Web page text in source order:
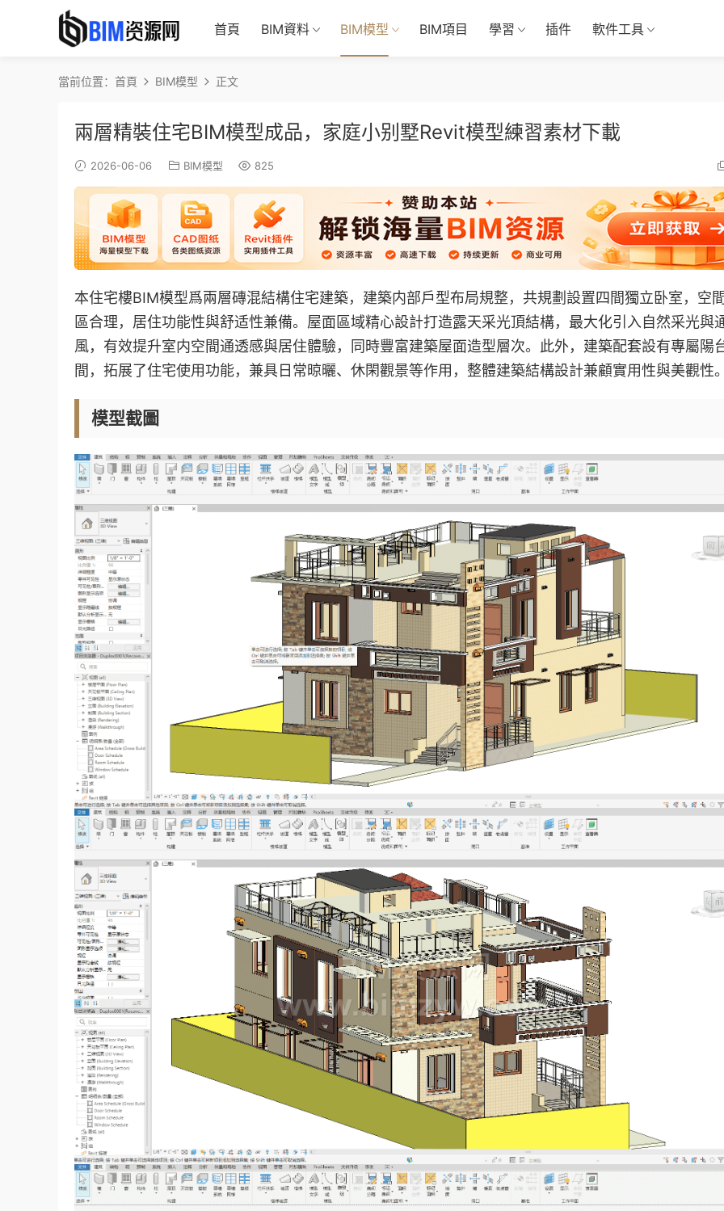
首頁 BIM資料 BIM模型 BIM項目 學習 插件 軟件工具
當前位置： 首頁 BIM模型 正文
兩層精裝住宅BIM模型成品，家庭小别墅Revit模型練習素材下載
2026-06-06 BIM模型 825
本住宅樓BIM模型爲兩層磚混結構住宅建築，建築内部戶型布局規整，共規劃設置四間獨立卧室，空
區合理，居住功能性與舒适性兼備。屋面區域精心設計打造露天采光頂結構，最大化引入自然采光與
風，有效提升室内空間通透感與居住體驗，同時豐富建築屋面造型層次。此外，建築配套設有專屬陽
間，拓展了住宅使用功能，兼具日常晾曬、休閑觀景等作用，整體建築結構設計兼顧實用性與美觀性
模型截圖